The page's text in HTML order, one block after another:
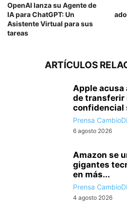
OpenAI lanza su Agente de
IA para ChatGPT: Un
Asistente Virtual para sus
tareas
ARTÍCULOS
Apple acusa
de transferir
confidencial
Prensa
6 agosto 2026
Amazon se
gigantes
en más...
Prensa
4 agosto 2026